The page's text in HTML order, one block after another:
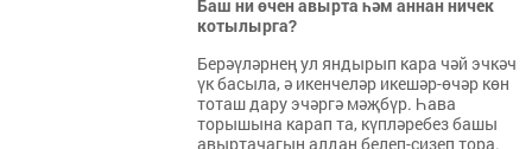
Баш ни өчен авырта һәм аннан ничек
котылырга?
Берәүләрнең ул яндырып кара чәй эчкәч
үк басыла, ә икенчеләр икешәр-өчәр көн
тоташ дару эчәргә мәҗбүр. Һава
торышына карап та, күпләребез башы
авыртачагын алдан белеп-сизеп тора.